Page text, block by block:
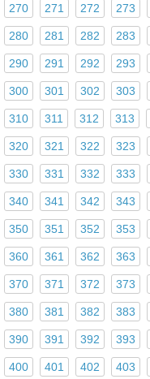
270 271 272 273
280 281 282 283
290 291 292 293
300 301 302 303
310 311 312 313
320 321 322 323
330 331 332 333
340 341 342 343
350 351 352 353
360 361 362 363
370 371 372 373
380 381 382 383
390 391 392 393
400 401 402 403